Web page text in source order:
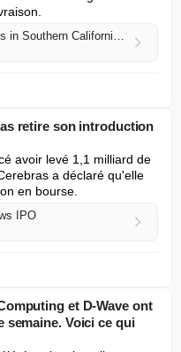
Amazon shutters 4 Fresh stores in Southern California as grocery strategy keeps shifting
retire son introduction
avoir levé 1,1 milliard de
a déclaré qu'elle
en bourse.
IPO
et D-Wave ont
semaine. Voici ce qui